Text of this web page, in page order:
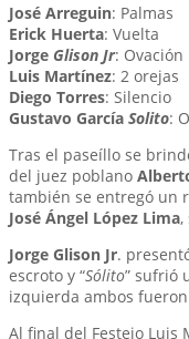
José Arreguin: Palmas
Erick Huerta: Vuelta
Jorge Glison Jr: Ovación
Luis Martínez: 2 orejas
Diego Torres: Silencio
Gustavo García Solito:
Tras el paseíllo se
del juez poblano
también se entregó un
José Ángel López Lima,
Jorge Glison Jr.
escroto y “Sólito” sufrió
izquierda ambos
Al final del Festejo Luis